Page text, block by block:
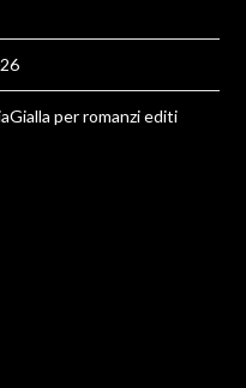
per romanzi editi